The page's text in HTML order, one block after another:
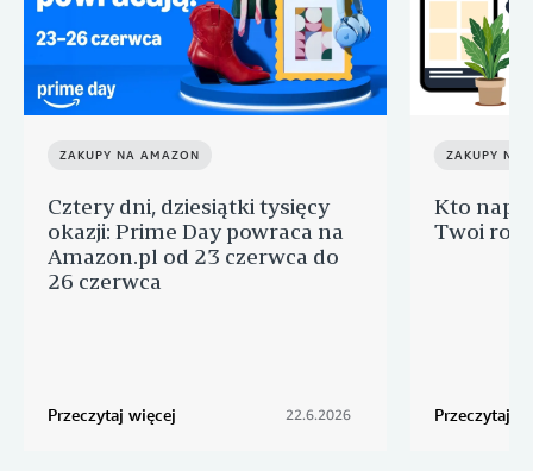
ZAKUPY NA AMAZON
Cztery dni, dziesiątki tysięcy
okazji: Prime Day powraca na
Amazon.pl od 23 czerwca do
26 czerwca
Przeczytaj więcej 22.6.2026
ZAKUPY NA
Kto
Twoi
Przeczytaj